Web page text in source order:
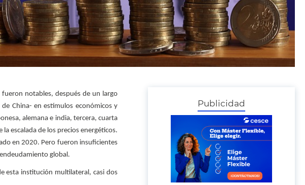
notables, después de un largo
China- en estímulos económicos y
alemana e india, tercera, cuarta
escalada de los precios energéticos.
en 2020. Pero fueron insuficientes
global.
esta institución multilateral, casi dos
Publicidad